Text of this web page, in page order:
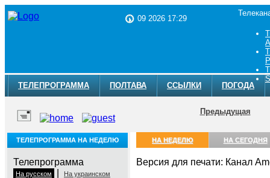
09 2026 17:29
ТЕЛЕПРОГРАММА ПОЛТАВА ССЫЛКИ ПОГОДА
Предыдущая
ТЕЛЕПРОГРАММА НА НЕДЕЛЮ
Телепрограмма
На русском На украинском
НА НЕДЕЛЮ НА СЕГОДНЯ
Версия для печати: Канал